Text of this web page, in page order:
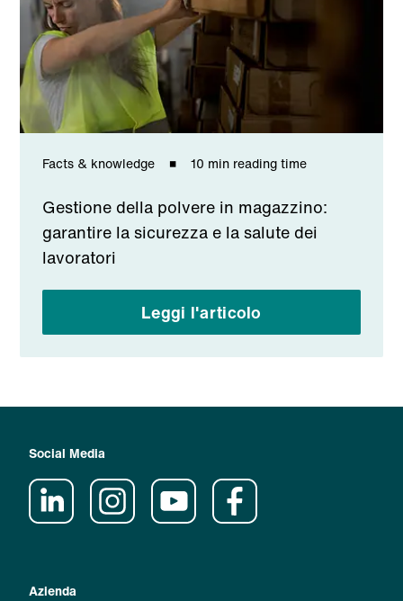
Facts & knowledge 10 min reading time
Gestione della polvere in magazzino:
garantire la sicurezza e la salute dei
lavoratori
Leggi l'articolo
Azienda
Social Media